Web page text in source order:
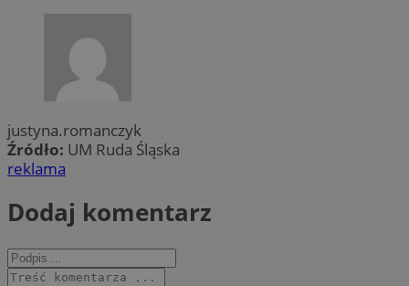
justyna.romanczyk
Źródło: UM Ruda Śląska
reklama
Dodaj komentarz